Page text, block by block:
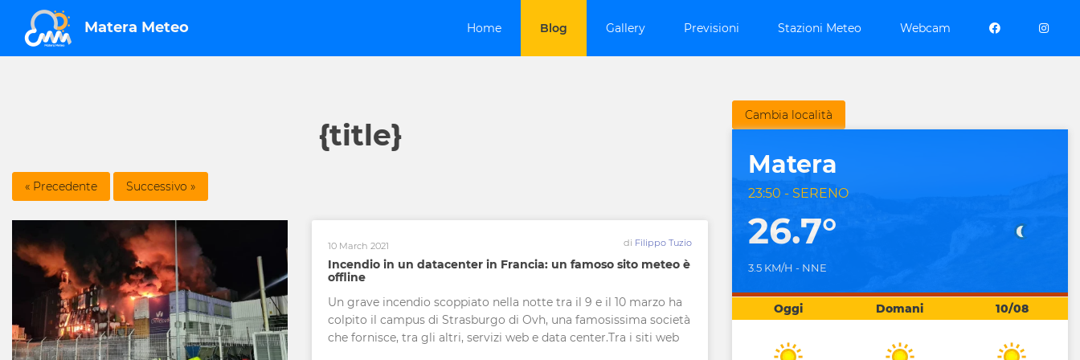
Matera Meteo Webcam
Stazioni Meteo
Previsioni
Gallery
Blog
Home
{title}
10 March 2021 di Filippo Tuzio
Incendio in un datacenter in Francia: un famoso sito meteo è
offline
Un grave incendio scoppiato nella notte tra il 9 e il 10 marzo ha
colpito il campus di Strasburgo di Ovh, una famosissima società
che fornisce, tra gli altri, servizi web e data center.Tra i siti web
Cambia località
Matera
23:50 - SERENO
26.7°
3.5 KM/H - NNE
Oggi Domani 10/08